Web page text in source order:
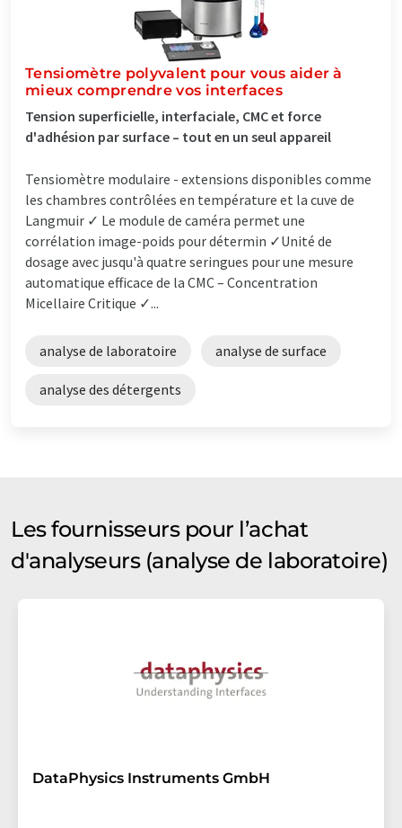
Tensiomètre polyvalent pour vous aider à
mieux comprendre vos interfaces
Tension superficielle, interfaciale, CMC et force
d'adhésion par surface – tout en un seul appareil
Tensiomètre modulaire - extensions disponibles comme
les chambres contrôlées en température et la cuve de
Langmuir ✓ Le module de caméra permet une
corrélation image-poids pour détermin ✓Unité de
dosage avec jusqu'à quatre seringues pour une mesure
automatique efficace de la CMC – Concentration
Micellaire Critique ✓...
analyse de laboratoire analyse de surface
analyse des détergents
Les fournisseurs pour l’achat
d'analyseurs (analyse de laboratoire)
DataPhysics Instruments GmbH